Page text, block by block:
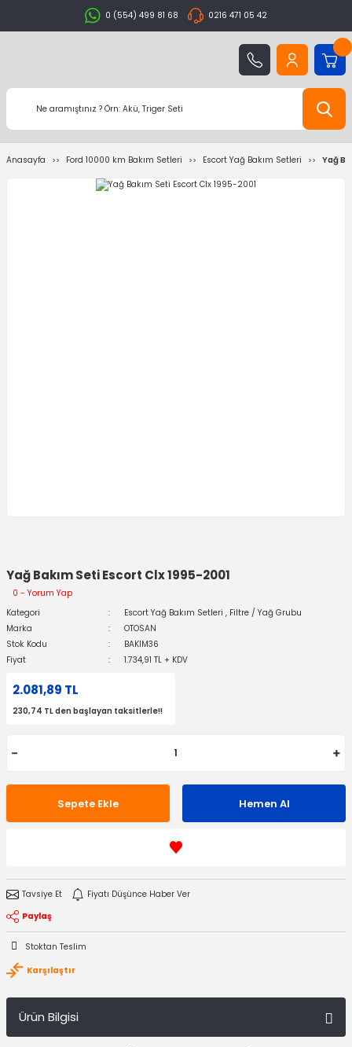
0 (554) 499 81 68 0216 471 05 42
Anasayfa Ford 10000 km Bakım Setleri Escort Yağ Bakım Setleri Yağ
Yağ Bakım Seti Escort Clx 1995-2001
0 - Yorum Yap
Kategori
Escort Yağ Bakım Setleri , Filtre / Yağ Grubu
Marka
OTOSAN
Stok Kodu
BAKIM36
Fiyat
1.734,91 TL + KDV
2.081,89 TL
230,74 TL den başlayan taksitlerle!!
Sepete Ekle Hemen Al
Tavsiye Et
Fiyatı Düşünce Haber Ver
Paylaş
Stoktan Teslim
Karşılaştır
Ürün Bilgisi